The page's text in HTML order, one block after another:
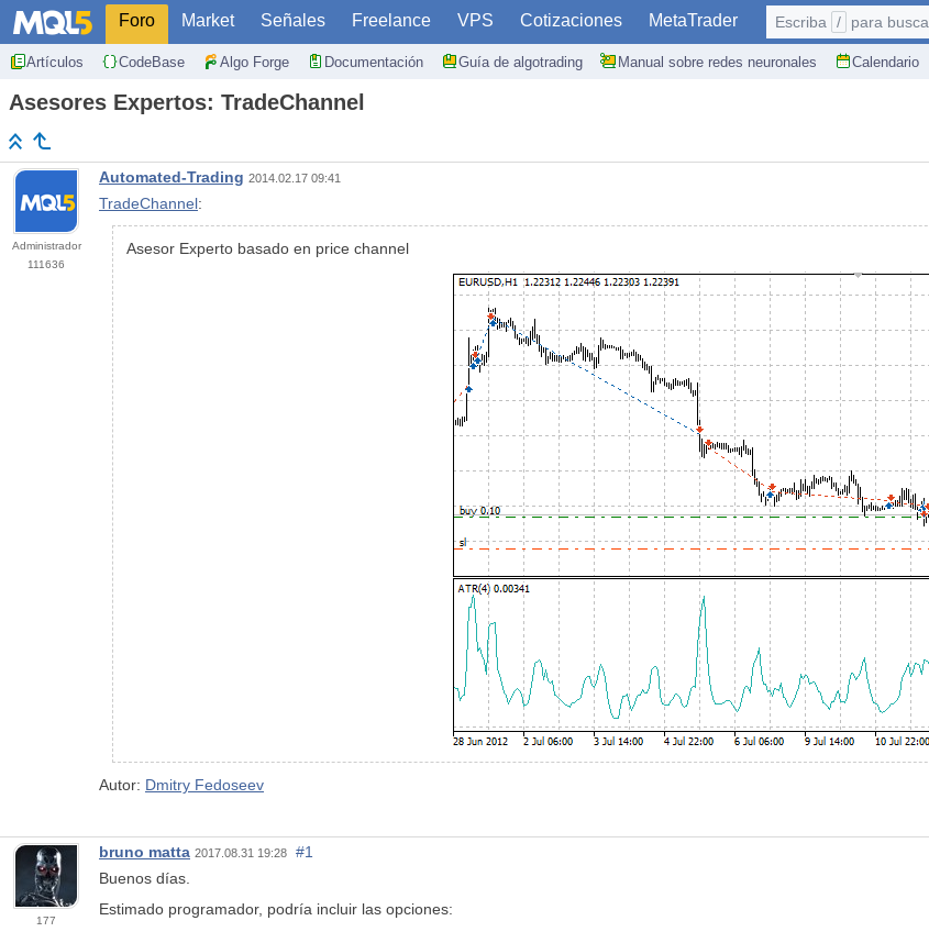
Foro Market Señales Freelance VPS Cotizaciones MetaTrader
Artículos CodeBase Algo Forge Documentación Guía de algotrading Manual sobre redes neuronales Calendario
Escriba / para
Asesores Expertos: TradeChannel
Administrador
111636
Automated-Trading 2014.02.17 09:41
TradeChannel:
Asesor Experto basado en price channel
Autor: Dmitry Fedoseev
177
bruno matta 2017.08.31 19:28
#1
Buenos días.
Estimado programador, podría incluir las opciones: